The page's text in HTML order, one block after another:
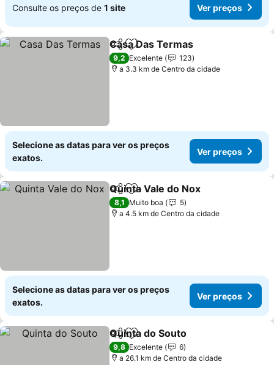
Consulte os preços de 1 site Ver preços
PartilharAdicionar aos favoritos
Casa Das Termas
9,2 Excelente
123
a 3.3 km de Centro da cidade
Selecione as datas para ver os preços
exatos.
Ver preços
PartilharAdicionar aos favoritos
Quinta Vale do Nox
8,1 Muito boa
5
a 4.5 km de Centro da cidade
Selecione as datas para ver os preços
exatos.
Ver preços
PartilharAdicionar aos favoritos
Quinta do Souto
9,8 Excelente
6
a 26.1 km de Centro da cidade